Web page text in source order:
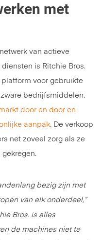
met
van actieve
is Ritchie Bros.
voor gebruikte
bedrijfsmiddelen.
door en door en
aanpak. De verkoop
net zoveel zorg als ze
bezig zijn met
van elk onderdeel,”
Bros. is alles
de machines niet te